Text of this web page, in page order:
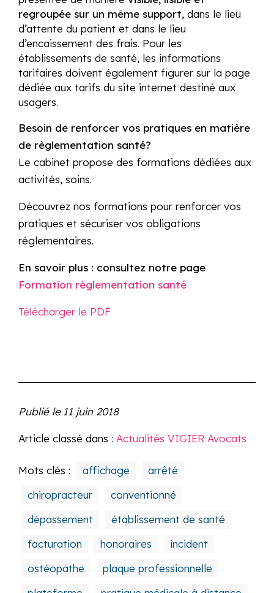
regroupée sur un même support, dans le lieu
d’attente du patient et dans le lieu
d’encaissement des frais. Pour les
établissements de santé, les informations
tarifaires doivent également figurer sur la page
dédiée aux tarifs du site internet destiné aux
usagers.
Besoin de renforcer vos pratiques en matière
de règlementation santé?
Le cabinet propose des formations dédiées aux
activités, soins.
Découvrez nos formations pour renforcer vos
pratiques et sécuriser vos obligations
réglementaires.
En savoir plus : consultez notre page
Formation règlementation santé
Télécharger le PDF
Publié le 11 juin 2018
Article classé dans : Actualités VIGIER Avocats
Mots clés : affichage
arrêté
chiropracteur
conventionné
dépassement
établissement de santé
facturation
honoraires
incident
ostéopathe
plaque professionnelle